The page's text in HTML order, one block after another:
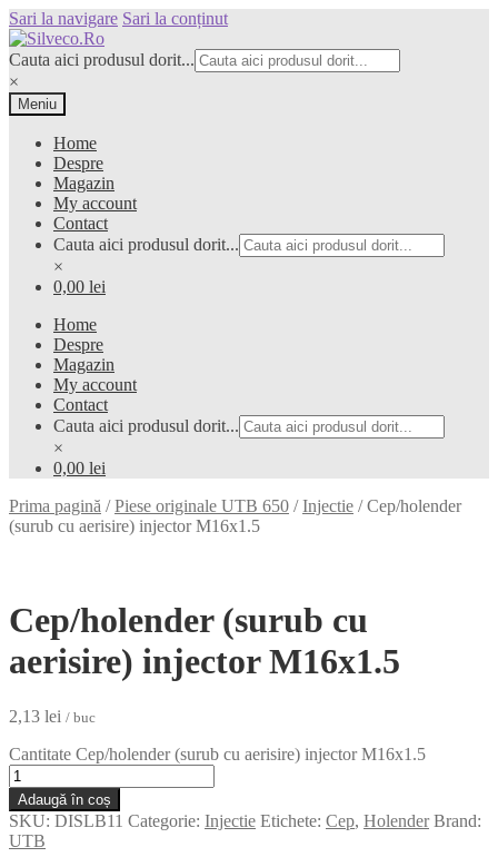
Sari la navigare Sari la conținut
Cauta aici produsul dorit...
×
Meniu
Home
Despre
Magazin
My account
Contact
Cauta aici produsul dorit...
×
0,00 lei
Home
Despre
Magazin
My account
Contact
Cauta aici produsul dorit...
×
0,00 lei
Prima pagină /Piese originale UTB 650 /Injectie /Cep/holender
(surub cu aerisire) injector M16x1.5
Cep/holender (surub cu
aerisire) injector M16x1.5
2,13 lei / buc
Cantitate Cep/holender (surub cu aerisire) injector M16x1.5
Adaugă în coș
SKU: DISLB11 Categorie: Injectie Etichete: Cep, Holender Brand:
UTB